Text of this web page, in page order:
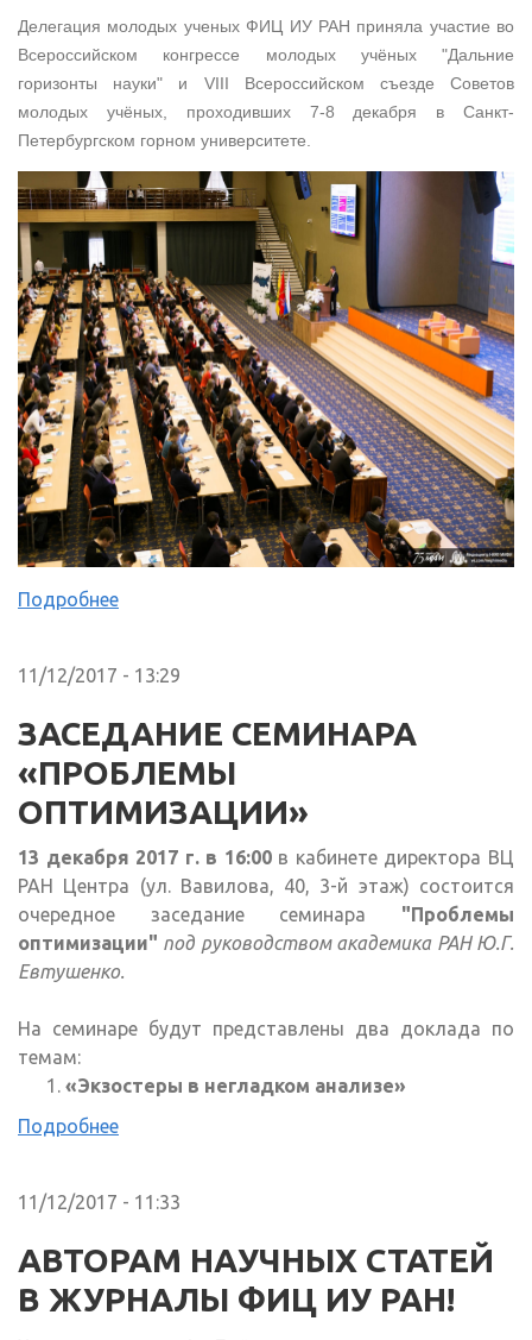
Делегация молодых ученых ФИЦ ИУ РАН приняла участие во
Всероссийском конгрессе молодых учёных "Дальние
горизонты науки" и VIII Всероссийском съезде Советов
молодых учёных, проходивших 7-8 декабря в Санкт-
Петербургском горном университете.
Подробнее
11/12/2017 - 13:29
ЗАСЕДАНИЕ СЕМИНАРА
«ПРОБЛЕМЫ
ОПТИМИЗАЦИИ»
13 декабря 2017 г. в 16:00в кабинете директора ВЦ
РАН Центра (ул. Вавилова, 40, 3-й этаж) состоится
очередное заседание семинара "Проблемы
оптимизации" под руководством академика РАН Ю.Г.
Евтушенко.
На семинаре будут представлены два доклада по
темам:
«Экзостеры в негладком анализе»
Подробнее
11/12/2017 - 11:33
АВТОРАМ НАУЧНЫХ СТАТЕЙ
В ЖУРНАЛЫ ФИЦ ИУ РАН!